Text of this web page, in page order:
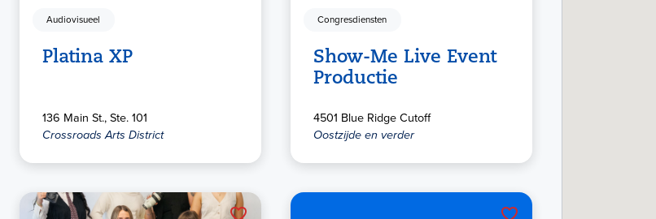
Audiovisueel
Platina XP
136 Main St., Ste. 101
Crossroads Arts District
Congresdiensten
Show-Me Live Event
Productie
4501 Blue Ridge Cutoff
Oostzijde en verder